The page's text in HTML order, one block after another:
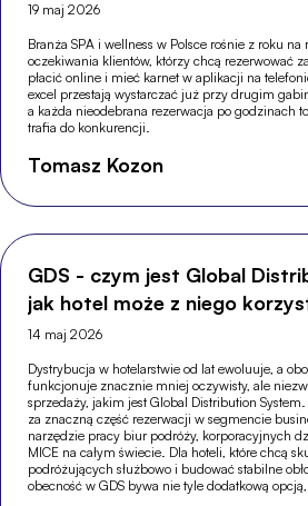
19 maj 2026
Branża SPA i wellness w Polsce rośnie z roku na
oczekiwania klientów, którzy chcą rezerwować
płacić online i mieć karnet w aplikacji na
excel przestają wystarczać już przy drugim
a każda nieodebrana rezerwacja po godzinach
trafia do konkurencji.
Tomasz Kozon
GDS - czym jest Global
jak hotel może z niego
14 maj 2026
Dystrybucja w hotelarstwie od lat ewoluuje, a
funkcjonuje znacznie mniej oczywisty, ale
sprzedaży, jakim jest Global Distribution System.
za znaczną część rezerwacji w segmencie
narzędzie pracy biur podróży, korporacyjnych
MICE na całym świecie. Dla hoteli, które chcą
podróżujących służbowo i budować stabilne
obecność w GDS bywa nie tyle dodatkową